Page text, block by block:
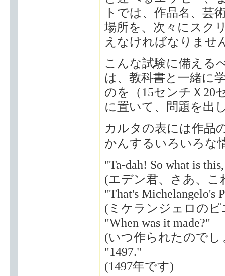
トでは、作品名、芸
場所を、次々にスク
えなければなりませ
こんな試験に備える
は、教科書と一緒に
のを（15センチＸ20
に置いて、問題を出
カルタの表には作品
かんするいろいろな
"Ta-dah! So what is
(エデン君、さあ、
"That's Michelangelo's
(ミケランジェロの
"When was it made?"
(いつ作られたのでし
"1497."
(1497年です)